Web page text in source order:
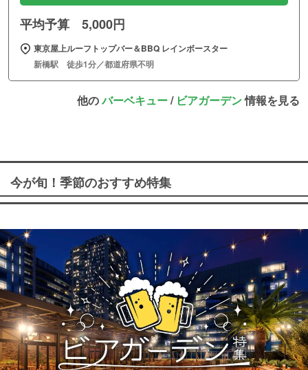
平均予算 5,000円
東京屋上ルーフトップバー＆BBQ レインボースター
新橋駅 徒歩1分／都道府県不明
他のバーベキュー/ ビアガーデン情報を見る
今が旬！季節のおすすめ特集